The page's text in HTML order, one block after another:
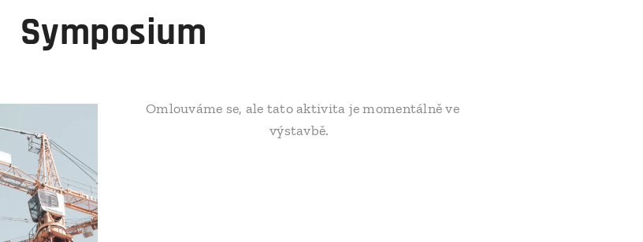
Symposium
Omlouváme se, ale tato aktivita je momentálně ve
výstavbě.